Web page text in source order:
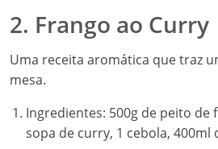
2. Frango ao Curry
Uma receita aromática que traz
mesa.
Ingredientes: 500g de peito de
sopa de curry, 1 cebola, 400ml